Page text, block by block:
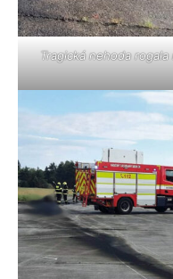
Tragická nehoda